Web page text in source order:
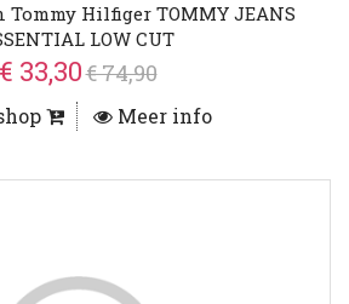
Tommy Hilfiger TOMMY JEANS
LOW CUT
€ 33,30€ 74,90
Meer info